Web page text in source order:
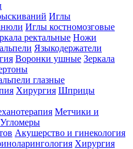
Иглы
Иглы костномозговые
ректальные Ножи
Языкодержатели
Воронки ушные Зеркала
глазные
Хирургия Шприцы
Метчики и
Угломеры
Акушерство и гинекология
Хирургия